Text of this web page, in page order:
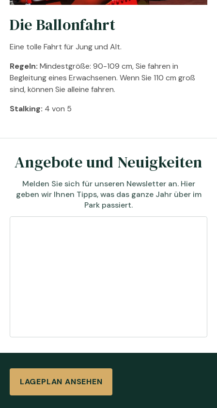
Die Ballonfahrt
Eine tolle Fahrt für Jung und Alt.
Regeln: Mindestgröße: 90-109 cm, Sie fahren in
Begleitung eines Erwachsenen. Wenn Sie 110 cm groß
sind, können Sie alleine fahren.
Stalking: 4 von 5
Angebote und Neuigkeiten
Melden Sie sich für unseren Newsletter an. Hier
geben wir Ihnen Tipps, was das ganze Jahr über im
Park passiert.
LAGEPLAN ANSEHEN